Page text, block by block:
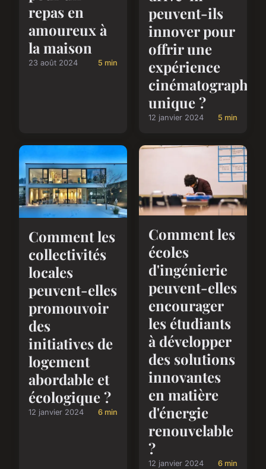
repas en
amoureux à
la maison
23 août 2024 5 min
peuvent-ils
innover pour
offrir une
expérience
unique ?
12 janvier 2024 5 min
Comment les
collectivités
locales
peuvent-elles
promouvoir
des
initiatives de
logement
abordable et
écologique ?
12 janvier 2024 6 min
Comment les
écoles
d'ingénierie
peuvent-elles
encourager
les étudiants
à développer
des solutions
innovantes
en matière
d'énergie
renouvelable
?
12 janvier 2024 6 min